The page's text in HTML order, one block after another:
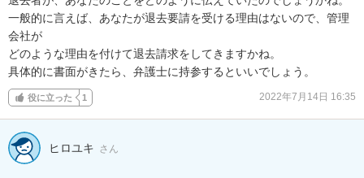
一般的に言えば、あなたが退去要請を受ける理由はないので、管理
会社が
どのような理由を付けて退去請求をしてきますかね。
具体的に書面がきたら、弁護士に持参するといいでしょう。
役に立った 1 2022年7月14日 16:35
ヒロユキ さん